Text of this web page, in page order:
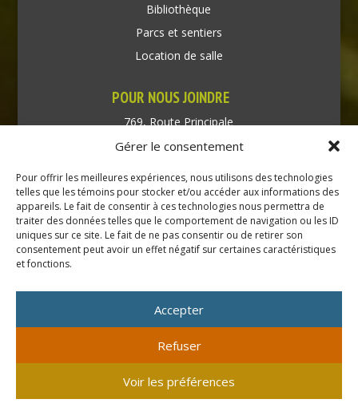
Gérer le consentement
Pour offrir les meilleures expériences, nous utilisons des technologies
telles que les témoins pour stocker et/ou accéder aux informations des
appareils. Le fait de consentir à ces technologies nous permettra de
traiter des données telles que le comportement de navigation ou les ID
uniques sur ce site. Le fait de ne pas consentir ou de retirer son
consentement peut avoir un effet négatif sur certaines caractéristiques
et fonctions.
Accepter
Refuser
Voir les préférences
Bibliothèque
Parcs et sentiers
Location de salle
POUR NOUS JOINDRE
769, Route Principale
Très-Saint-Rédempteur
Téléphone : (450) 451-5203
Direction générale :
dir@tressaintredempteur.ca
© 2026 Tous droits réservés. Municipalité de Très-Saint-
Rédempteur.